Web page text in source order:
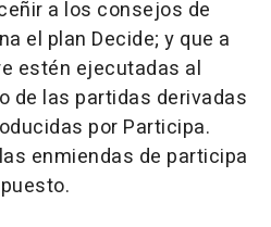
a los consejos de
el plan Decide; y que a
estén ejecutadas al
de las partidas derivadas
por Participa.
enmiendas de participa